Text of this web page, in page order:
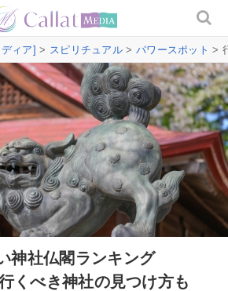
ィア] > スピリチュアル > パワースポット >
神社仏閣ランキング
くべき神社の見つけ方も